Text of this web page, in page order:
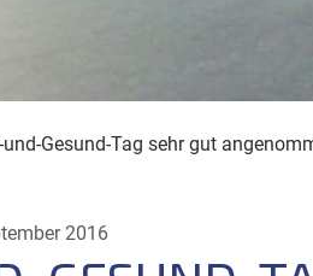
und-Gesund-Tag sehr gut
2016